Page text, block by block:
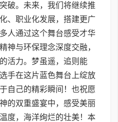
破。未来，我们将继续推
、职业化发展，搭建更广
人通过这个舞台感受才华
神与环保理念深度交融，
活力。梦虽遥，追则能
手在这片蓝色舞台上绽放
自己的精彩瞬间！也祝愿
的双重盛宴中，感受美丽
度，海洋绚烂的壮美！本